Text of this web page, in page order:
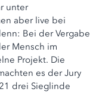
unter
aber live bei
Bei der Vergabe
Mensch im
Projekt. Die
es der Jury
drei Sieglinde